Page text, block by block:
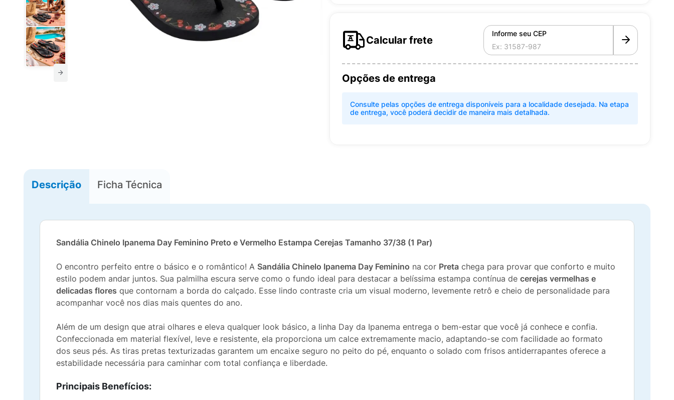
Calcular frete
Informe seu CEP
Opções de entrega
Consulte pelas opções de entrega disponíveis para a localidade desejada. Na etapa
de entrega, você poderá decidir de maneira mais detalhada.
Descrição Ficha Técnica
Sandália Chinelo Ipanema Day Feminino Preto e Vermelho Estampa Cerejas Tamanho 37/38 (1 Par)
O encontro perfeito entre o básico e o romântico! A Sandália Chinelo Ipanema Day Feminino na cor Preta chega para provar que conforto e muito
estilo podem andar juntos. Sua palmilha escura serve como o fundo ideal para destacar a belíssima estampa contínua de cerejas vermelhas e
delicadas flores que contornam a borda do calçado. Esse lindo contraste cria um visual moderno, levemente retrô e cheio de personalidade para
acompanhar você nos dias mais quentes do ano.
Além de um design que atrai olhares e eleva qualquer look básico, a linha Day da Ipanema entrega o bem-estar que você já conhece e confia.
Confeccionada em material flexível, leve e resistente, ela proporciona um calce extremamente macio, adaptando-se com facilidade ao formato
dos seus pés. As tiras pretas texturizadas garantem um encaixe seguro no peito do pé, enquanto o solado com frisos antiderrapantes oferece a
estabilidade necessária para caminhar com total confiança e liberdade.
Principais Benefícios: